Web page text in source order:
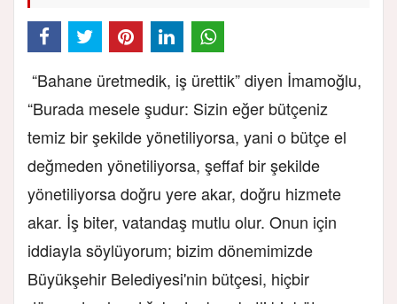
“Bahane üretmedik, iş ürettik” diyen İmamoğlu,
“Burada mesele şudur: Sizin eğer bütçeniz
temiz bir şekilde yönetiliyorsa, yani o bütçe el
değmeden yönetiliyorsa, şeffaf bir şekilde
yönetiliyorsa doğru yere akar, doğru hizmete
akar. İş biter, vatandaş mutlu olur. Onun için
iddiayla söylüyorum; bizim dönemimizde
Büyükşehir Belediyesi'nin bütçesi, hiçbir